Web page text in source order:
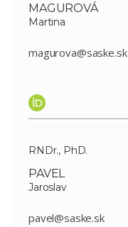
MAGUROVÁ
Martina
magurova@saske.sk
RNDr., PhD.
PAVEL
Jaroslav
pavel@saske.sk